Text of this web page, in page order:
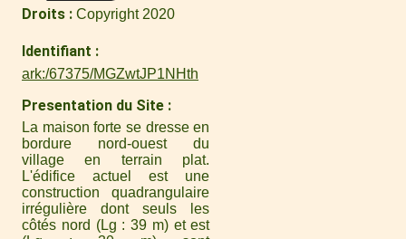
Droits Copyright 2020
Identifiant
ark:/67375/MGZwtJP1NHth
Presentation du Site
La maison forte se dresse en
bordure nord-ouest du
village en terrain plat.
L'édifice actuel est une
construction quadrangulaire
irrégulière dont seuls les
côtés nord (Lg : 39 m) et est